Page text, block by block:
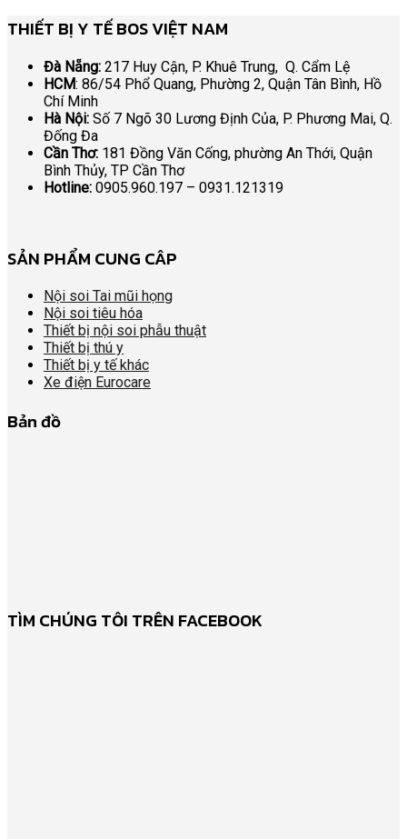
THIẾT BỊ Y TẾ BOS VIỆT NAM
Đà Nẵng: 217 Huy Cận, P. Khuê Trung, Q. Cẩm Lệ
HCM: 86/54 Phổ Quang, Phường 2, Quận Tân Bình, Hồ
Chí Minh
Hà Nội: Số 7 Ngõ 30 Lương Định Của, P. Phương Mai, Q.
Đống Đa
Cần Thơ: 181 Đồng Văn Cống, phường An Thới, Quận
Bình Thủy, TP Cần Thơ
Hotline: 0905.960.197 – 0931.121319
SẢN PHẨM CUNG CÂP
Nội soi Tai mũi họng
Nội soi tiêu hóa
Thiết bị nội soi phẫu thuật
Thiết bị thú y
Thiết bị y tế khác
Xe điện Eurocare
Bản đồ
TÌM CHÚNG TÔI TRÊN FACEBOOK